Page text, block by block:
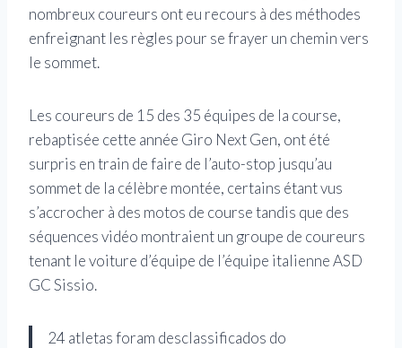
nombreux coureurs ont eu recours à des méthodes
enfreignant les règles pour se frayer un chemin vers
le sommet.
Les coureurs de 15 des 35 équipes de la course,
rebaptisée cette année Giro Next Gen, ont été
surpris en train de faire de l’auto-stop jusqu’au
sommet de la célèbre montée, certains étant vus
s’accrocher à des motos de course tandis que des
séquences vidéo montraient un groupe de coureurs
tenant le voiture d’équipe de l’équipe italienne ASD
GC Sissio.
24 atletas foram desclassificados do